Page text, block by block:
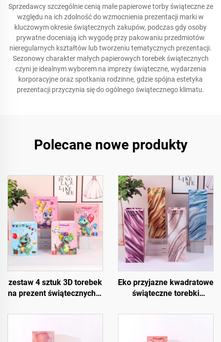
Sprzedawcy szczególnie cenią małe papierowe torby świąteczne ze
względu na ich zdolność do wzmocnienia prezentacji marki w
kluczowym okresie świątecznych zakupów, podczas gdy osoby
prywatne doceniają ich wygodę przy pakowaniu przedmiotów
nieregularnych kształtów lub tworzeniu tematycznych prezentacji.
Sezonowy charakter małych papierowych torebek świątecznych
czyni je idealnym wyborem na imprezy świąteczne, wydarzenia
korporacyjne oraz spotkania rodzinne, gdzie spójna estetyka
prezentacji przyczynia się do ogólnego świątecznego klimatu.
Polecane nowe produkty
zestaw 4 sztuk 3D torebek
na prezent świątecznych –
opakowania świąteczne
prezentów
Eko przyjazne kwadratowe
świąteczne torebki
na wino i butelki z papieru